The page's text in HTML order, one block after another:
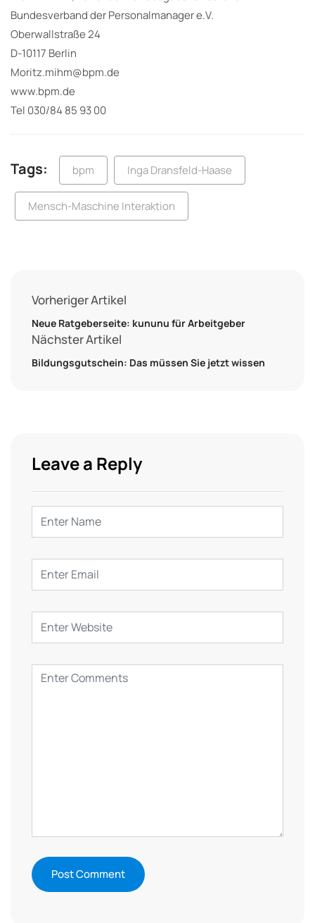
Bundesverband der Personalmanager e.V.
Oberwallstraße 24
D-10117 Berlin
Moritz.mihm@bpm.de
www.bpm.de
Tel 030/84 85 93 00
Tags: bpm Inga Dransfeld-Haase
Mensch-Maschine Interaktion
Vorheriger Artikel
Neue Ratgeberseite: kununu für Arbeitgeber
Nächster Artikel
Bildungsgutschein: Das müssen Sie jetzt wissen
Leave a Reply